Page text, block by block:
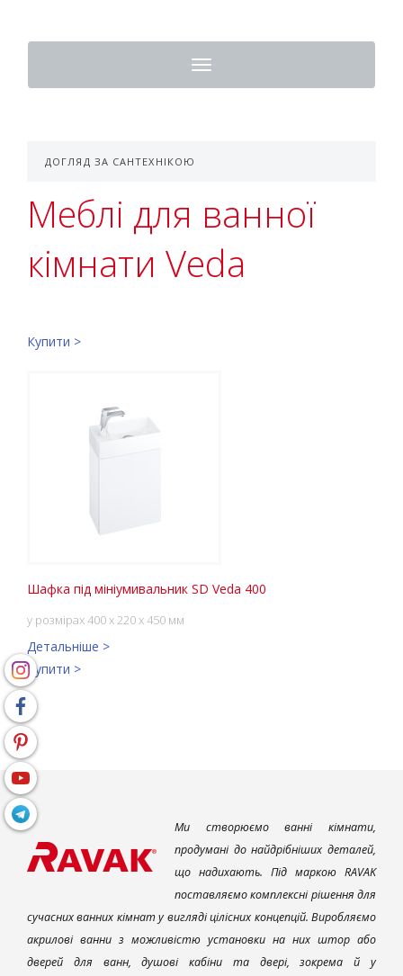
Toggle
navigation
ДОГЛЯД ЗА САНТЕХНІКОЮ
Меблі для ванної
кімнати Veda
Купити >
Шафка під мініумивальник SD Veda 400
у розмірах 400 x 220 x 450 мм
Детальніше >
Купити >
Ми створюємо ванні кімнати,
продумані до найдрібніших деталей,
що надихають. Під маркою RAVAK
поставляємо комплексні рішення для
сучасних ванних кімнат у вигляді цілісних концепцій. Виробляємо
акрилові ванни з можливістю установки на них штор або
дверей для ванн, душові кабіни та двері, зокрема й у